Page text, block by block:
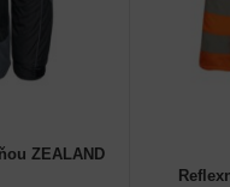
ZEALAND